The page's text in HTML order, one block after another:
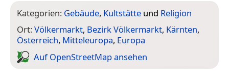
Kategorien: Gebäude, Kultstätte und Religion
Ort:Völkermarkt, Bezirk Völkermarkt, Kärnten,
Österreich, Mitteleuropa, Europa
Auf Open­Street­Map ansehen